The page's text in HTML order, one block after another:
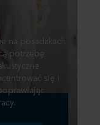
na posadzkach
potrzebę
się i